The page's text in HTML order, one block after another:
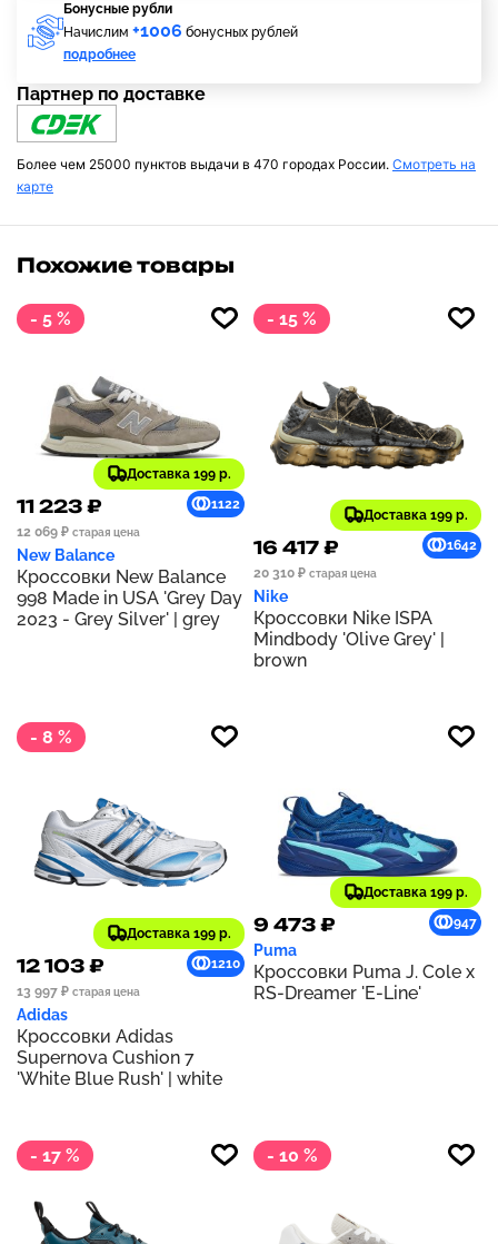
Бонусные рубли
Начислим +1006 бонусных рублей
подробнее
Партнер по доставке
Более чем 25000 пунктов выдачи в 470 городах России. Смотреть на
карте
Похожие товары
- 5 %
Доставка 199 р.
11 223 ₽
1122
12 069 ₽ старая цена
New Balance
Кроссовки New Balance
998 Made in USA 'Grey Day
2023 - Grey Silver' | grey
- 15 %
Доставка 199 р.
16 417 ₽
1642
20 310 ₽ старая цена
Nike
Кроссовки Nike ISPA
Mindbody 'Olive Grey' |
brown
- 8 %
Доставка 199 р.
12 103 ₽
1210
13 997 ₽ старая цена
Adidas
Кроссовки Adidas
Supernova Cushion 7
'White Blue Rush' | white
Доставка 199 р.
9 473 ₽ 947
Puma
Кроссовки Puma J. Cole x
RS-Dreamer 'E-Line'
- 17 % - 10 %